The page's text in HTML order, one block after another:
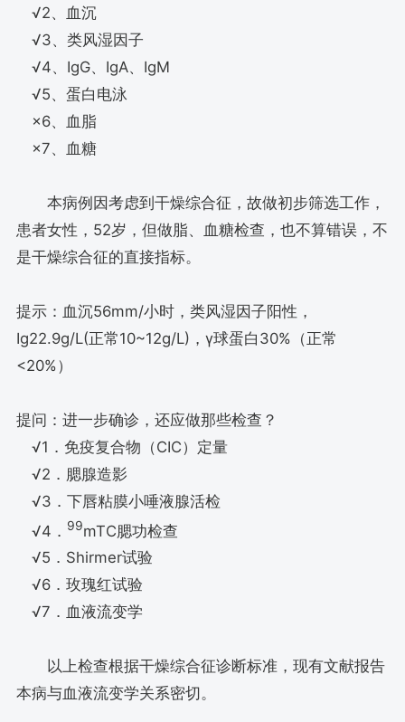
√2、血沉
√3、类风湿因子
√4、IgG、IgA、IgM
√5、蛋白电泳
×6、血脂
×7、血糖
本病例因考虑到干燥综合征，故做初步筛选工作，
患者女性，52岁，但做脂、血糖检查，也不算错误，不
是干燥综合征的直接指标。
提示：血沉56mm/小时，类风湿因子阳性，
Ig22.9g/L(正常10~12g/L)，γ球蛋白30%（正常
<20%）
提问：进一步确诊，还应做那些检查？
√1．免疫复合物（CIC）定量
√2．腮腺造影
√3．下唇粘膜小唾液腺活检
√4． 99mTC腮功检查
√5．Shirmer试验
√6．玫瑰红试验
√7．血液流变学
以上检查根据干燥综合征诊断标准，现有文献报告
本病与血液流变学关系密切。